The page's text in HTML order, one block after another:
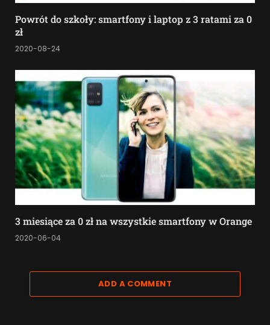
Powrót do szkoły: smartfony i laptop z 3 ratami za 0
zł
2020-08-24
3 miesiące za 0 zł na wszystkie smartfony w Orange
2020-06-04
ADD A COMMENT